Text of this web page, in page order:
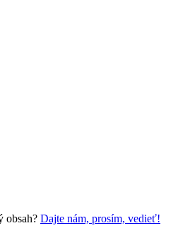
obsah? Dajte nám, prosím, vedieť!